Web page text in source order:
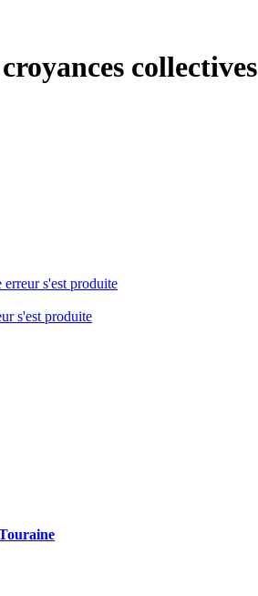
collectives
erreur s'est produite
s'est produite